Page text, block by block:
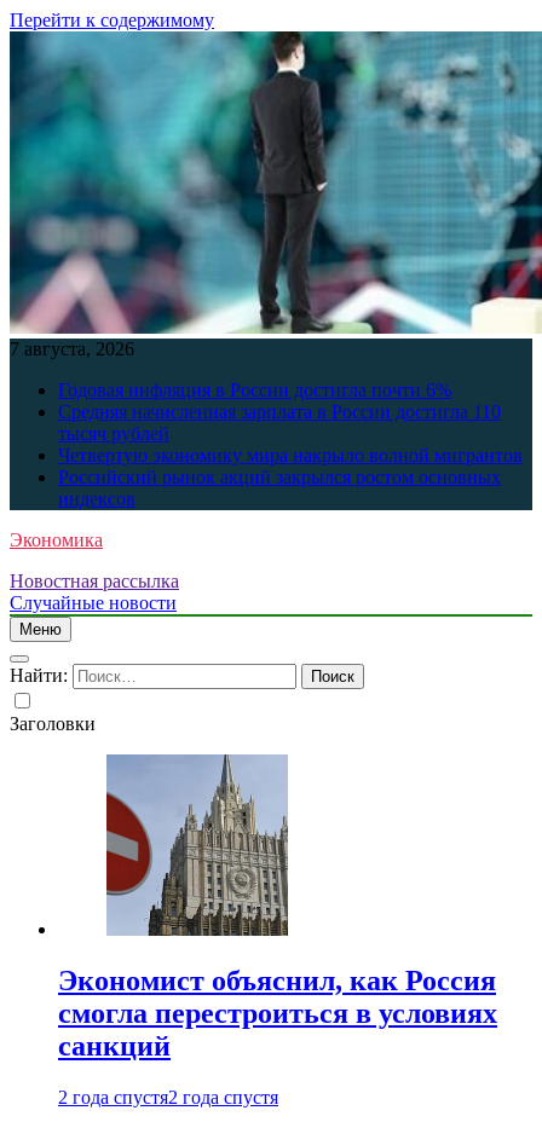
Перейти к содержимому
7 августа, 2026
Годовая инфляция в России достигла почти 6%
Средняя начисленная зарплата в России достигла 110
тысяч рублей
Четвертую экономику мира накрыло волной мигрантов
Российский рынок акций закрылся ростом основных
индексов
Экономика
Новостная рассылка
Случайные новости
Меню
Найти:
Заголовки
Экономист объяснил, как Россия
смогла перестроиться в условиях
санкций
2 года спустя2 года спустя